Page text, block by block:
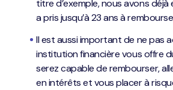
titre d’exemple, nous avons
a pris jusqu’à 23 ans à
Il est aussi important de ne pas
institution financière vous offre
serez capable de rembourser,
en intérêts et vous placer à